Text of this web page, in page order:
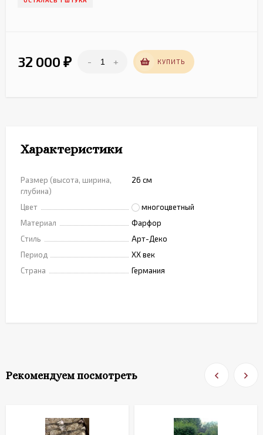
32 000 ₽ - + КУПИТЬ
Характеристики
Размер (высота, ширина,
глубина)
26 см
Цвет
многоцветный
Материал
Фарфор
Стиль
Арт-Деко
Период
XX век
Страна
Германия
Рекомендуем посмотреть